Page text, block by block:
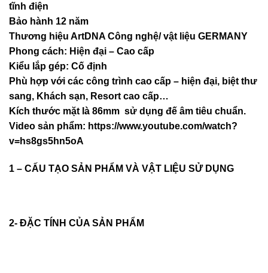
tĩnh điện
Bảo hành 12 năm
Thương hiệu ArtDNA Công nghệ/ vật liệu GERMANY
Phong cách: Hiện đại – Cao cấp
Kiểu lắp gép: Cố định
Phù hợp với các công trình cao cấp – hiện đại, biệt thư
sang, Khách sạn, Resort cao cấp…
Kích thước mặt là 86mm sử dụng đế âm tiêu chuẩn.
Video sản phẩm: https://www.youtube.com/watch?
v=hs8gs5hn5oA
1 – CẤU TẠO SẢN PHẨM VÀ VẬT LIỆU SỬ DỤNG
2- ĐẶC TÍNH CỦA SẢN PHẨM